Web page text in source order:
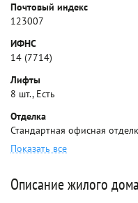
Почтовый индекс
123007
ИФНС
14 (7714)
Лифты
8 шт., Есть
Отделка
Стандартная офисная
Показать все
Описание жилого